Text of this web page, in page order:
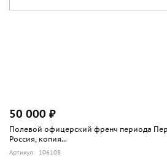
50 000 ₽
Полевой офицерский френч периода
Россия, копия...
Артикул: 106108